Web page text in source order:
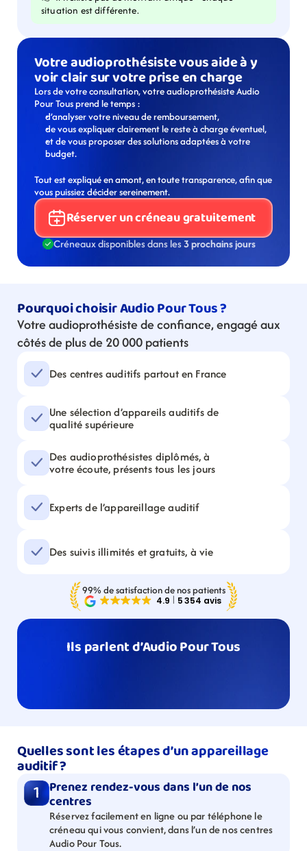
situation est différente.
Votre audioprothésiste vous aide à y
voir clair sur votre prise en charge
Lors de votre consultation, votre audioprothésiste Audio
Pour Tous prend le temps :
d’analyser votre niveau de remboursement,
de vous expliquer clairement le reste à charge éventuel,
et de vous proposer des solutions adaptées à votre
budget.
Tout est expliqué en amont, en toute transparence, afin que
vous puissiez décider sereinement.
Réserver un créneau gratuitement
Créneaux disponibles dans les 3 prochains jours
Pourquoi choisir Audio Pour Tous ?
Votre audioprothésiste de confiance, engagé aux
côtés de plus de 20 000 patients
Des centres auditifs partout en France
Une sélection d’appareils auditifs de
qualité supérieure
Des audioprothésistes diplômés, à
votre écoute, présents tous les jours
Experts de l’appareillage auditif
Des suivis illimités et gratuits, à vie
99% de satisfaction de nos patients
Ils parlent d’Audio Pour Tous
Quelles sont les étapes d’un appareillage
auditif ?
1 Prenez rendez-vous dans l’un de nos
centres
Réservez facilement en ligne ou par téléphone le
créneau qui vous convient, dans l’un de nos centres
Audio Pour Tous.